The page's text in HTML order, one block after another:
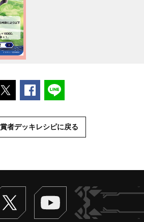
ポストするFacebookでシェアする
賞者デッキレシピに戻る
Twitter ヴァンガードch